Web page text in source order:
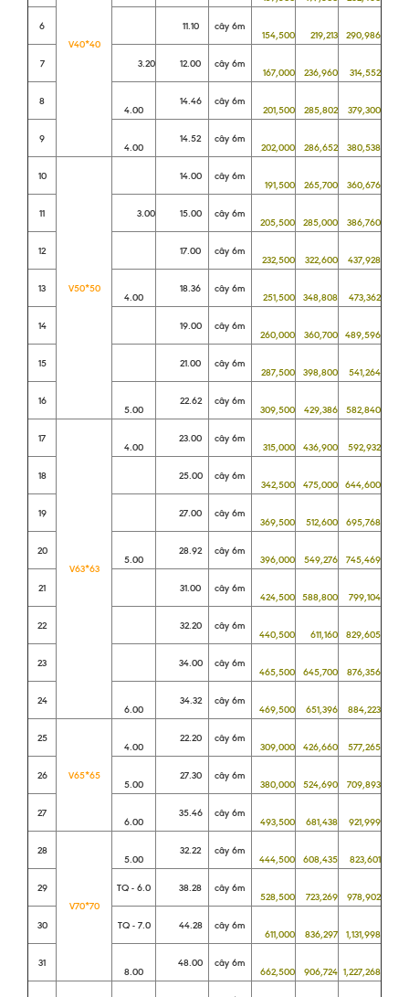
V40*40
6 11.10 cây 6m
154,500 219,213 290,986
7 3.20 12.00 cây 6m
167,000 236,960 314,552
8
4.00
14.46 cây 6m
201,500 285,802 379,300
9
4.00
14.52 cây 6m
202,000 286,652 380,538
10
V50*50
14.00 cây 6m
191,500 265,700 360,676
11 3.00 15.00 cây 6m
205,500 285,000 386,760
12 17.00 cây 6m
232,500 322,600 437,928
13
4.00
18.36 cây 6m
251,500 348,808 473,362
14 19.00 cây 6m
260,000 360,700 489,596
15 21.00 cây 6m
287,500 398,800 541,264
16
5.00
22.62 cây 6m
309,500 429,386 582,840
17
V63*63
4.00
23.00 cây 6m
315,000 436,900 592,932
18 25.00 cây 6m
342,500 475,000 644,600
19 27.00 cây 6m
369,500 512,600 695,768
20
5.00
28.92 cây 6m
396,000 549,276 745,469
21 31.00 cây 6m
424,500 588,800 799,104
22 32.20 cây 6m
440,500 611,160 829,605
23 34.00 cây 6m
465,500 645,700 876,356
24
6.00
34.32 cây 6m
469,500 651,396 884,223
25
V65*65
4.00
22.20 cây 6m
309,000 426,660 577,265
26
5.00
27.30 cây 6m
380,000 524,690 709,893
27
6.00
35.46 cây 6m
493,500 681,438 921,999
28
V70*70
5.00
32.22 cây 6m
444,500 608,435 823,601
29 TQ - 6.0 38.28 cây 6m
528,500 723,269 978,902
30 TQ - 7.0 44.28 cây 6m
611,000 836,297 1,131,998
31
8.00
48.00 cây 6m
662,500 906,724 1,227,268